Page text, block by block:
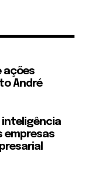
ações
André
inteligência
empresas